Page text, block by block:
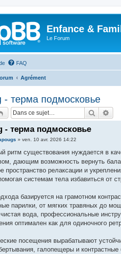
Enfance &
Le Forum
FAQ
Agrément
- терма подмосковье
- терма подмосковье
» ven. 10 avr. 2026 14:22
ритм существования нуждается в
дающим возможность вернуть
пространство релаксации и
системам тела избавиться от
базируется на грамотном
парилки, от мягких травяных до
вода, профессиональные
оптимален как для одиночного
посещения вырабатывают
галопещеры и